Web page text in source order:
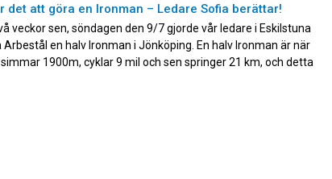
det att göra en Ironman – Ledare Sofia berättar!
veckor sen, söndagen den 9/7 gjorde vår ledare i Eskilstuna
Arbestål en halv Ironman i Jönköping. En halv Ironman är när
1900m, cyklar 9 mil och sen springer 21 km, och detta